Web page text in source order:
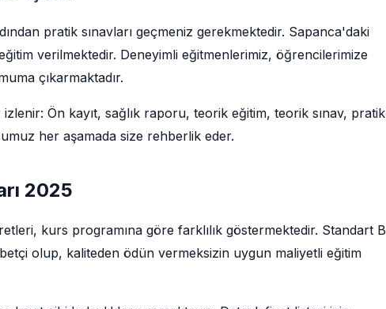
pratik sınavları geçmeniz gerekmektedir. Sapanca'daki
verilmektedir. Deneyimli eğitmenlerimiz, öğrencilerimize
çıkarmaktadır.
Ön kayıt, sağlık raporu, teorik eğitim, teorik sınav, pratik
her aşamada size rehberlik eder.
2025
kurs programına göre farklılık göstermektedir. Standart B
olup, kaliteden ödün vermeksizin uygun maliyetli eğitim